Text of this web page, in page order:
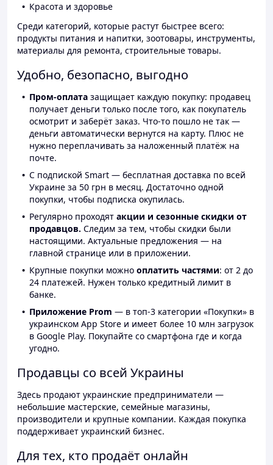
Красота и здоровье
Среди категорий, которые растут быстрее всего:
продукты питания и напитки, зоотовары, инструменты,
материалы для ремонта, строительные товары.
Удобно, безопасно, выгодно
Пром-оплата защищает каждую покупку: продавец
получает деньги только после того, как покупатель
осмотрит и заберёт заказ. Что-то пошло не так —
деньги автоматически вернутся на карту. Плюс не
нужно переплачивать за наложенный платёж на
почте.
С подпиской Smart — бесплатная доставка по всей
Украине за 50 грн в месяц. Достаточно одной
покупки, чтобы подписка окупилась.
Регулярно проходят акции и сезонные скидки от
продавцов. Следим за тем, чтобы скидки были
настоящими. Актуальные предложения — на
главной странице или в приложении.
Крупные покупки можно оплатить частями: от 2 до
24 платежей. Нужен только кредитный лимит в
банке.
Приложение Prom — в топ-3 категории «Покупки» в
украинском App Store и имеет более 10 млн загрузок
в Google Play. Покупайте со смартфона где и когда
угодно.
Продавцы со всей Украины
Здесь продают украинские предприниматели —
небольшие мастерские, семейные магазины,
производители и крупные компании. Каждая покупка
поддерживает украинский бизнес.
Для тех, кто продаёт онлайн